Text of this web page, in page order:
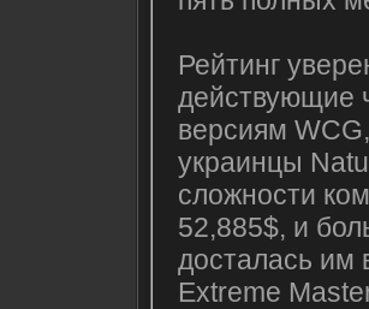
Рейтинг
действующие
версиям
украинцы
сложности
52,885$, и
досталась им
Extreme